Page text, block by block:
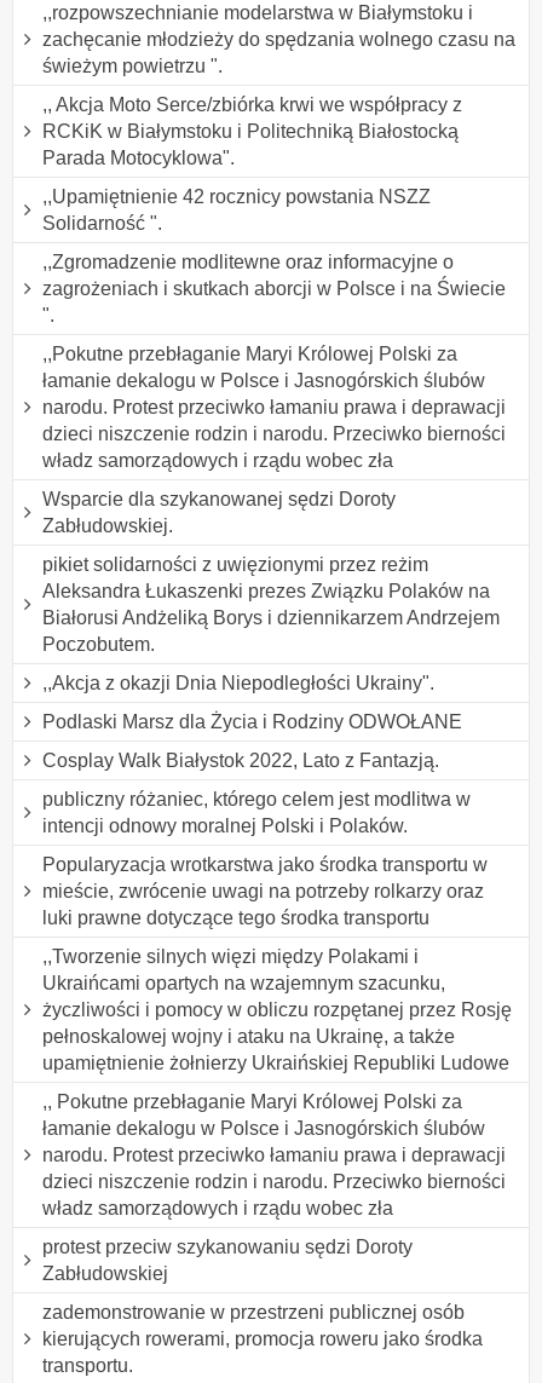
,,rozpowszechnianie modelarstwa w Białymstoku i
zachęcanie młodzieży do spędzania wolnego czasu na
świeżym powietrzu ".
,, Akcja Moto Serce/zbiórka krwi we współpracy z
RCKiK w Białymstoku i Politechniką Białostocką
Parada Motocyklowa".
,,Upamiętnienie 42 rocznicy powstania NSZZ
Solidarność ".
,,Zgromadzenie modlitewne oraz informacyjne o
zagrożeniach i skutkach aborcji w Polsce i na Świecie
".
,,Pokutne przebłaganie Maryi Królowej Polski za
łamanie dekalogu w Polsce i Jasnogórskich ślubów
narodu. Protest przeciwko łamaniu prawa i deprawacji
dzieci niszczenie rodzin i narodu. Przeciwko bierności
władz samorządowych i rządu wobec zła
Wsparcie dla szykanowanej sędzi Doroty
Zabłudowskiej.
pikiet solidarności z uwięzionymi przez reżim
Aleksandra Łukaszenki prezes Związku Polaków na
Białorusi Andżeliką Borys i dziennikarzem Andrzejem
Poczobutem.
,,Akcja z okazji Dnia Niepodległości Ukrainy".
Podlaski Marsz dla Życia i Rodziny ODWOŁANE
Cosplay Walk Białystok 2022, Lato z Fantazją.
publiczny różaniec, którego celem jest modlitwa w
intencji odnowy moralnej Polski i Polaków.
Popularyzacja wrotkarstwa jako środka transportu w
mieście, zwrócenie uwagi na potrzeby rolkarzy oraz
luki prawne dotyczące tego środka transportu
,,Tworzenie silnych więzi między Polakami i
Ukraińcami opartych na wzajemnym szacunku,
życzliwości i pomocy w obliczu rozpętanej przez Rosję
pełnoskalowej wojny i ataku na Ukrainę, a także
upamiętnienie żołnierzy Ukraińskiej Republiki Ludowe
,, Pokutne przebłaganie Maryi Królowej Polski za
łamanie dekalogu w Polsce i Jasnogórskich ślubów
narodu. Protest przeciwko łamaniu prawa i deprawacji
dzieci niszczenie rodzin i narodu. Przeciwko bierności
władz samorządowych i rządu wobec zła
protest przeciw szykanowaniu sędzi Doroty
Zabłudowskiej
zademonstrowanie w przestrzeni publicznej osób
kierujących rowerami, promocja roweru jako środka
transportu.